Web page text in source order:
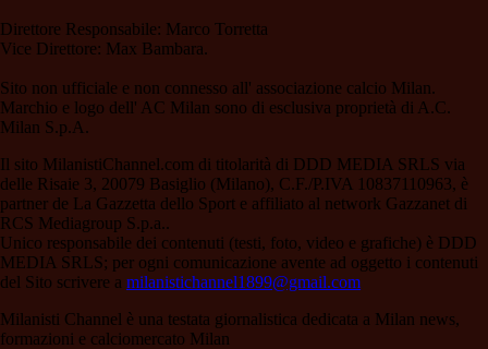
Direttore Responsabile: Marco Torretta
Vice Direttore: Max Bambara.
Sito non ufficiale e non connesso all' associazione calcio Milan.
Marchio e logo dell' AC Milan sono di esclusiva proprietà di A.C.
Milan S.p.A.
Il sito MilanistiChannel.com di titolarità di DDD MEDIA SRLS via
delle Risaie 3, 20079 Basiglio (Milano), C.F./P.IVA 10837110963, è
partner de La Gazzetta dello Sport e affiliato al network Gazzanet di
RCS Mediagroup S.p.a..
Unico responsabile dei contenuti (testi, foto, video e grafiche) è DDD
MEDIA SRLS; per ogni comunicazione avente ad oggetto i contenuti
del Sito scrivere a milanistichannel1899@gmail.com
Milanisti Channel è una testata giornalistica dedicata a Milan news,
formazioni e calciomercato Milan